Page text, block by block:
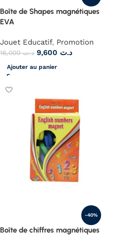
Boîte de Shapes magnétiques
EVA
Jouet Educatif, Promotion
د.ت16,000 د.ت
Ajouter au panier
-40%
Boîte de chiffres magnétiques